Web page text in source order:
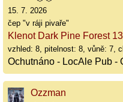
15. 7. 2026
čep "v ráji pivaře"
Klenot Dark Pine Forest
vzhled: 8, pitelnost: 8, vůně: 7,
Ochutnáno - LocAle Pub -
Ozzman